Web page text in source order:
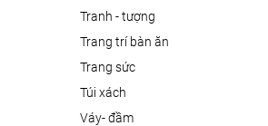
tranh - tượng
trang trí bàn ăn
trang sức
túi xách
váy- đầm